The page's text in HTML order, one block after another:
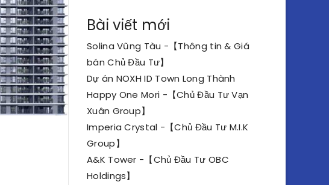
Bài viết mới
Solina Vũng Tàu -【Thông tin & Giá
bán Chủ Đầu Tư】
Dự án NOXH ID Town Long Thành
Happy One Mori -【Chủ Đầu Tư Vạn
Xuân Group】
Imperia Crystal -【Chủ Đầu Tư M.I.K
Group】
A&K Tower -【Chủ Đầu Tư OBC
Holdings】